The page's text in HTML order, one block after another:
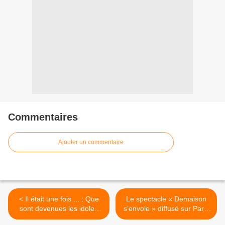
Commentaires
Ajouter un commentaire
< Il était une fois ... : Que
sont devenues les idoles
des années 80 sur TMC
Le spectacle « Demaison
s’envole » diffusé sur Paris
Première >